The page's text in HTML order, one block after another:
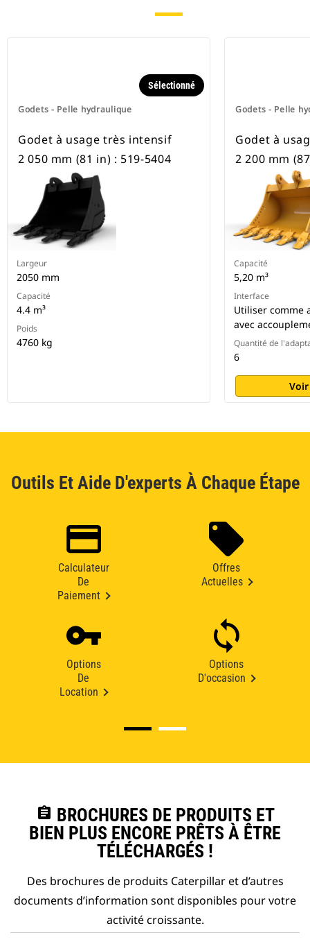
Godets - Pelle hydraulique
Sélectionné
Godet à usage très intensif
2 050 mm (81 in) : 519-5404
Largeur
2050 mm
Capacité
4.4 m³
Poids
4760 kg
Godets - Pelle
Godet à
2 200 mm
Capacité
5,20 m³
Interface
Utiliser comme
avec
Quantité de
6
Outils Et Aide D'experts À Chaque Étape
Calculateur
De
Paiement
Offres
Actuelles
Options
De
Location
Options
D'occasion
assignment BROCHURES DE PRODUITS ET
BIEN PLUS ENCORE PRÊTS À ÊTRE
TÉLÉCHARGÉS !
Des brochures de produits Caterpillar et d’autres
documents d’information sont disponibles pour votre
activité croissante.